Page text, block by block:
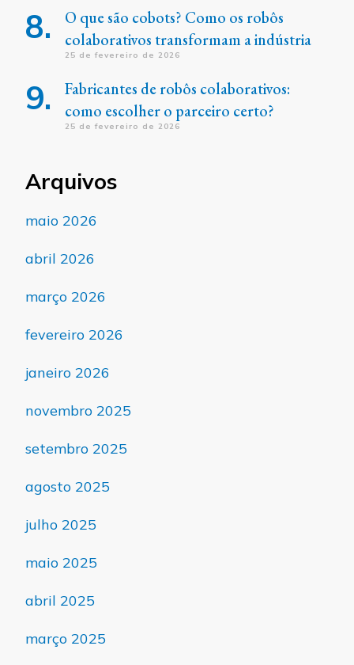
O que são cobots? Como os robôs
colaborativos transformam a indústria
25 de fevereiro de 2026
Fabricantes de robôs colaborativos:
como escolher o parceiro certo?
25 de fevereiro de 2026
Arquivos
maio 2026
abril 2026
março 2026
fevereiro 2026
janeiro 2026
novembro 2025
setembro 2025
agosto 2025
julho 2025
maio 2025
abril 2025
março 2025